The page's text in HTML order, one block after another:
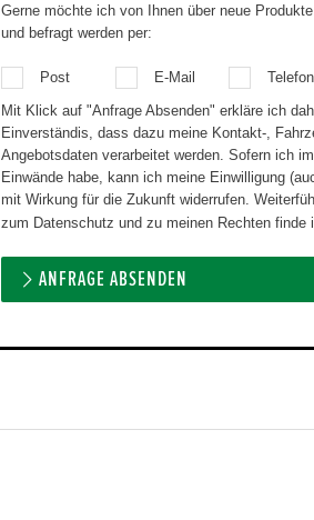
Gerne möchte ich von Ihnen über neue
und befragt werden per:
Post E-Mail Telefon
Mit Klick auf "Anfrage Absenden" erkläre ich
Einverständis, dass dazu meine Kontakt-,
Angebotsdaten verarbeitet werden. Sofern ich im Nachhinein
Einwände habe, kann ich meine Einwilligung
mit Wirkung für die Zukunft widerrufen. Weiterführende Informationen
zum Datenschutz und zu meinen Rechten finde
ANFRAGE ABSENDEN